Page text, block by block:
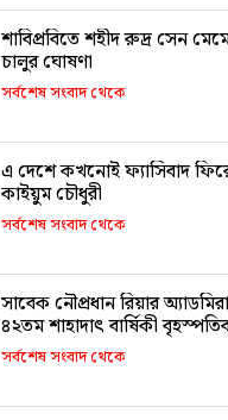
শাবিপ্রবিতে শহীদ রুদ্র সেন
চালুর ঘোষণা
সর্বশেষ সংবাদ থেকে
এ দেশে কখনোই ফ্যাসিবাদ
কাইয়ুম চৌধুরী
সর্বশেষ সংবাদ থেকে
সাবেক নৌপ্রধান রিয়ার
৪২তম শাহাদাৎ বার্ষিকী
সর্বশেষ সংবাদ থেকে